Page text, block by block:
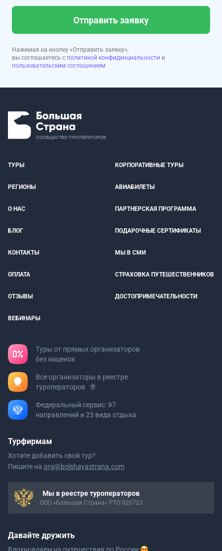
Отправить заявку
Нажимая на кнопку «Отправить заявку»,
вы соглашаетесь с политикой конфиденциальности и
пользовательским соглашением
ТУРЫ КОРПОРАТИВНЫЕ ТУРЫ
РЕГИОНЫ АВИАБИЛЕТЫ
О НАС ПАРТНЕРСКАЯ ПРОГРАММА
БЛОГ ПОДАРОЧНЫЕ СЕРТИФИКАТЫ
КОНТАКТЫ МЫ В СМИ
ОПЛАТА СТРАХОВКА ПУТЕШЕСТВЕННИКОВ
ОТЗЫВЫ ДОСТОПРИМЕЧАТЕЛЬНОСТИ
ВЕБИНАРЫ
Туры от прямых организаторов
без наценок
Все организаторы в реестре
туроператоров
Федеральный сервис: 97
направлений и 23 вида отдыха
Турфирмам
Хотите добавить свой тур?
Пишите на org@bolshayastrana.com
Мы в реестре туроператоров
ООО «Большая Страна» РТО 020723
Давайте дружить